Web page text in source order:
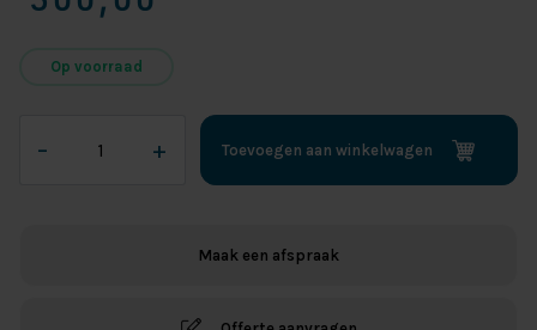
Op voorraad
–
96
+ Toevoegen aan winkelwagen
Maak een afspraak